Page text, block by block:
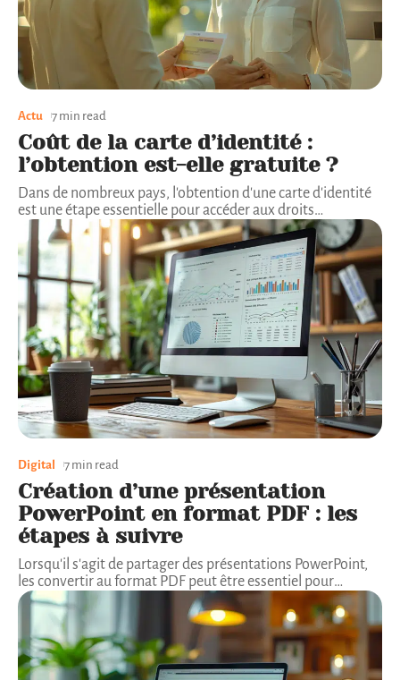
Actu 7 min read
Coût de la carte d’identité :
l’obtention est-elle gratuite ?
Dans de nombreux pays, l'obtention d'une carte d'identité
est une étape essentielle pour accéder aux droits…
Digital 7 min read
Création d’une présentation
PowerPoint en format PDF : les
étapes à suivre
Lorsqu'il s'agit de partager des présentations PowerPoint,
les convertir au format PDF peut être essentiel pour…